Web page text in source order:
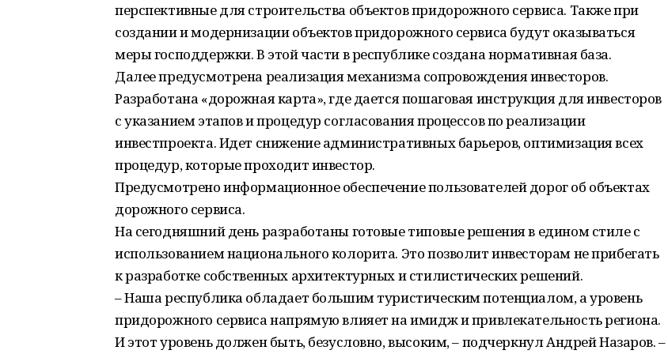
перспективные для строительства объектов придорожного сервиса. Также при
создании и модернизации объектов придорожного сервиса будут оказываться
меры господдержки. В этой части в республике создана нормативная база.
Далее предусмотрена реализация механизма сопровождения инвесторов.
Разработана «дорожная карта», где дается пошаговая инструкция для инвесторов
с указанием этапов и процедур согласования процессов по реализации
инвестпроекта. Идет снижение административных барьеров, оптимизация всех
процедур, которые проходит инвестор.
Предусмотрено информационное обеспечение пользователей дорог об объектах
дорожного сервиса.
На сегодняшний день разработаны готовые типовые решения в едином стиле с
использованием национального колорита. Это позволит инвесторам не прибегать
к разработке собственных архитектурных и стилистических решений.
– Наша республика обладает большим туристическим потенциалом, а уровень
придорожного сервиса напрямую влияет на имидж и привлекательность региона.
И этот уровень должен быть, безусловно, высоким, – подчеркнул Андрей Назаров. –